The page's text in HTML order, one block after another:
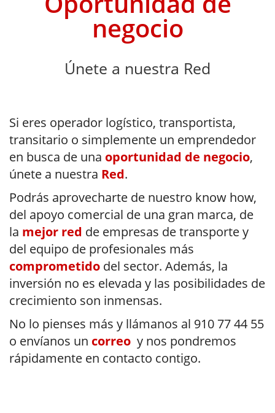
negocio
Únete a nuestra Red
Si eres operador logístico, transportista,
transitario o simplemente un emprendedor
en busca de una oportunidad de negocio,
únete a nuestra Red.
Podrás aprovecharte de nuestro know how,
del apoyo comercial de una gran marca, de
la mejor red de empresas de transporte y
del equipo de profesionales más
comprometido del sector. Además, la
inversión no es elevada y las posibilidades de
crecimiento son inmensas.
No lo pienses más y llámanos al 910 77 44 55
o envíanos un correo y nos pondremos
rápidamente en contacto contigo.